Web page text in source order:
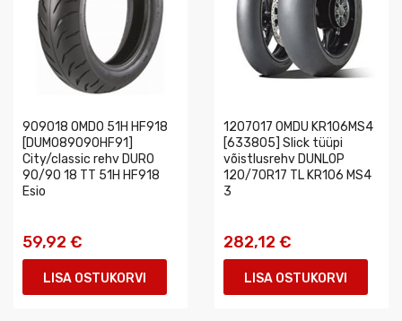
909018 OMDO 51H HF918
[DUMO89090HF91]
City/classic rehv DURO
90/90 18 TT 51H HF918
Esio
59,92 €
LISA OSTUKORVI
1207017 OMDU KR106MS4
[633805] Slick tüüpi
võistlusrehv DUNLOP
120/70R17 TL KR106 MS4
3
282,12 €
LISA OSTUKORVI